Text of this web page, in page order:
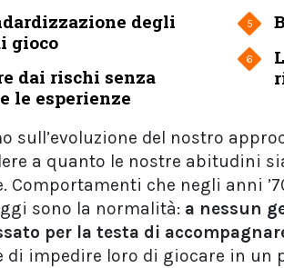
degli
gioco
dai rischi senza
le esperienze
5
6
sull’evoluzione del nostro
a quanto le nostre abitudini
Comportamenti che negli anni
sono la normalità: a nessun
per la testa di
di impedire loro di giocare in un